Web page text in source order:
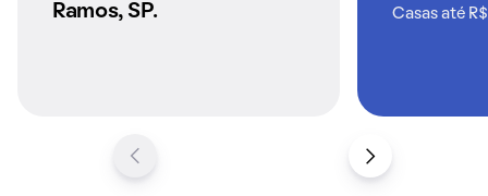
Ramos, SP.
Casas até